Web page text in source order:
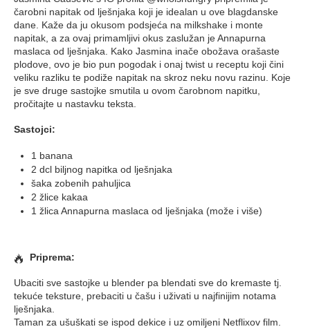
čarobni napitak od lješnjaka koji je idealan u ove blagdanske
dane. Kaže da ju okusom podsjeća na milkshake i monte
napitak, a za ovaj primamljivi okus zaslužan je Annapurna
maslaca od lješnjaka. Kako Jasmina inače obožava orašaste
plodove, ovo je bio pun pogodak i onaj twist u receptu koji čini
veliku razliku te podiže napitak na skroz neku novu razinu. Koje
je sve druge sastojke smutila u ovom čarobnom napitku,
pročitajte u nastavku teksta.
Sastojci:
1 banana
2 dcl biljnog napitka od lješnjaka
šaka zobenih pahuljica
2 žlice kakaa
1 žlica Annapurna maslaca od lješnjaka (može i više)
Priprema:
Ubaciti sve sastojke u blender pa blendati sve do kremaste tj.
tekuće teksture, prebaciti u čašu i uživati u najfinijim notama
lješnjaka.
Taman za ušuškati se ispod dekice i uz omiljeni Netflixov film.